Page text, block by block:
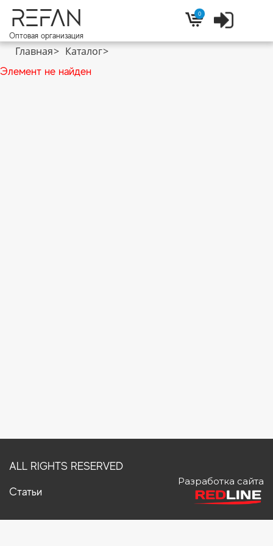
REFAN
Оптовая организация
Корзина
0 Войти
Главная Каталог
Элемент не найден
ALL RIGHTS RESERVED
Статьи
Разработка сайта